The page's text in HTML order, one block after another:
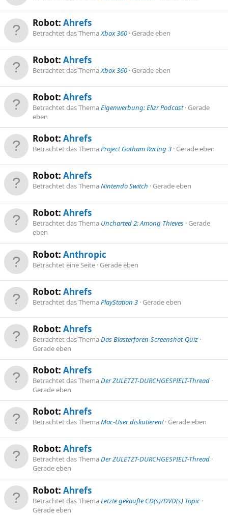
Robot: Ahrefs
Betrachtet das ThemaXbox 360 Gerade eben
Robot: Ahrefs
Betrachtet das ThemaXbox 360 Gerade eben
Robot: Ahrefs
Betrachtet das ThemaEigenwerbung: Elizr Podcast Gerade
eben
Robot: Ahrefs
Betrachtet das ThemaProject Gotham Racing 3 Gerade eben
Robot: Ahrefs
Betrachtet das ThemaNintendo Switch Gerade eben
Robot: Ahrefs
Betrachtet das Thema Uncharted 2: Among Thieves Gerade
eben
Robot: Anthropic
Betrachtet eine Seite Gerade eben
Robot: Ahrefs
Betrachtet das ThemaPlayStation 3 Gerade eben
Robot: Ahrefs
Betrachtet das ThemaDas Blasterforen-Screenshot-Quiz
Gerade eben
Robot: Ahrefs
Betrachtet das ThemaDer ZULETZT-DURCHGESPIELT-Thread
Gerade eben
Robot: Ahrefs
Betrachtet das ThemaMac-User diskutieren! Gerade eben
Robot: Ahrefs
Betrachtet das ThemaDer ZULETZT-DURCHGESPIELT-Thread
Gerade eben
Robot: Ahrefs
Betrachtet das ThemaLetzte gekaufte CD(s)/DVD(s) Topic
Gerade eben